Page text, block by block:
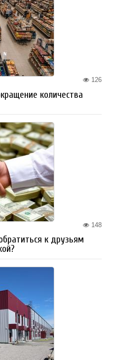
126
количества
148
к друзьям